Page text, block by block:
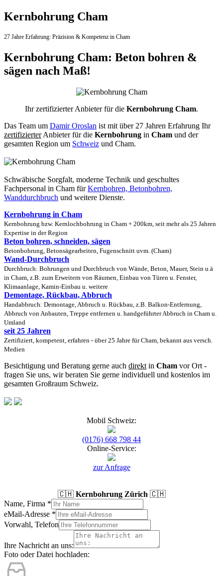
Kernbohrung Cham
27 Jahre Erfahrung: Präzision & Kompetenz in Cham
Kernbohrung Cham: Beton bohren &
sägen nach Maß!
Ihr zertifizierter Anbieter für die Kernbohrung Cham.
Das Team um Damir Oroslan ist mit über 27 Jahren Erfahrung Ihr
zertifizierterAnbieter für die Kernbohrung in Cham und der
gesamten Region um Schweiz und Cham.
Schwäbische Sorgfalt, moderne Technik und geschultes
Fachpersonal in Cham fürKernbohren, Betonbohren,
Wanddurchbruch und weitere Dienste.
Kernbohrung in Cham
Kernbohrung bzw. Kernlochbohrung in Cham + 200km, seit mehr als 25 Jahren
Expertise in der Region
Beton bohren, schneiden, sägen
Betonbohrung, Betonsägearbeiten, Fugenschnitt uvm. (Cham)
Wand-Durchbruch
Durchbruch: Bohrungen und Durchbruch von Wände, Beton, Mauer, Stein u.ä
in Cham, z.B. zum Erweitern von Räumen, Einbau von Türen u. Fenster,
Klimaanlage, Kamin-Einbau u. weitere
Demontage, Rückbau, Abbruch
Handabbruch: Demontage, Abbruch u. Rückbau, z.B. Balkon-Entfernung,
Abbruch von Anbauten, Treppe entfernen u. handgeführter Abbruch in Cham u.
Umland
seit 25 Jahren
Zertifiziert, kompetent, erfahren - über 25 Jahre für Cham, bekannt aus versch.
Medien
Besichtigung und Beratung gerne auch direkt in Cham vor Ort -
fragen Sie uns, wir beraten Sie gerne individuell und kostenlos im
gesamten Großraum Schweiz.
Mobil Schweiz:
(0176) 668 798 44
Online-Service:
zur Anfrage
🇨🇭 Kernbohrung Zürich 🇨🇭
Name, Firma *
eMail-Adresse *
Vorwahl, Telefon
Ihre Nachricht an uns:
Foto oder Datei hochladen: